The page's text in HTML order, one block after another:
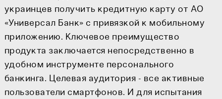
украинцев получить кредитную карту от АО
«Универсал Банк» с привязкой к мобильному
приложению. Ключевое преимущество
продукта заключается непосредственно в
удобном инструменте персонального
банкинга. Целевая аудитория - все активные
пользователи смартфонов. И для испытания